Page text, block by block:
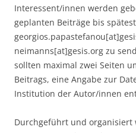
Interessent/innen werden
geplanten Beiträge bis
neimanns[at]gesis.org zu
sollten maximal zwei Seiten
Beitrags, eine Angabe zur
Institution der Autor/innen
Durchgeführt und organisiert